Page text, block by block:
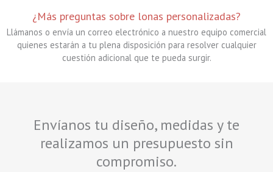
¿Más preguntas sobre lonas personalizadas?
Llámanos o envía un correo electrónico a nuestro equipo comercial
quienes estarán a tu plena disposición para resolver cualquier
cuestión adicional que te pueda surgir.
Envíanos tu diseño, medidas y te
realizamos un presupuesto sin
compromiso.